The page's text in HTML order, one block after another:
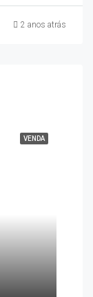
2 anos atrás
VENDA